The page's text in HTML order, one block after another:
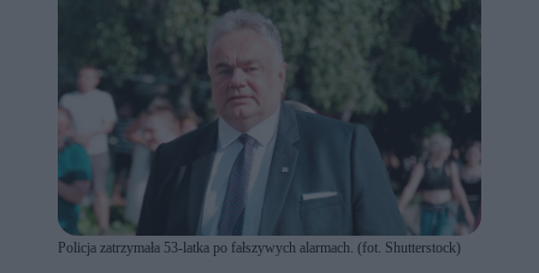
Policja zatrzymała 53-latka po fałszywych alarmach. (fot. Shutterstock)